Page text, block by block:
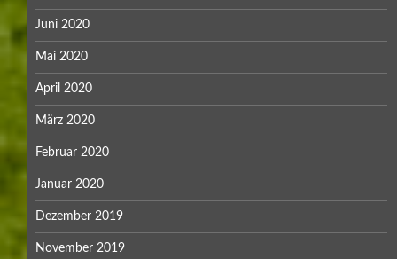
Juni 2020
Mai 2020
April 2020
März 2020
Februar 2020
Januar 2020
Dezember 2019
November 2019